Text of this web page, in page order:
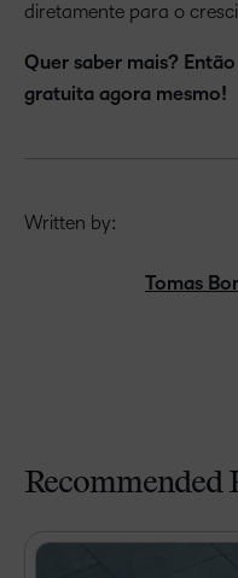
diretamente para o
Quer saber mais?
gratuita agora mesmo!
Written by:
Tomas
Recommended